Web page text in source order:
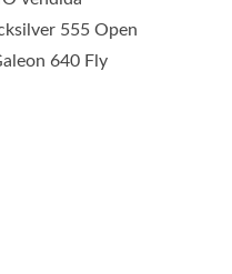
555 Open
640 Fly